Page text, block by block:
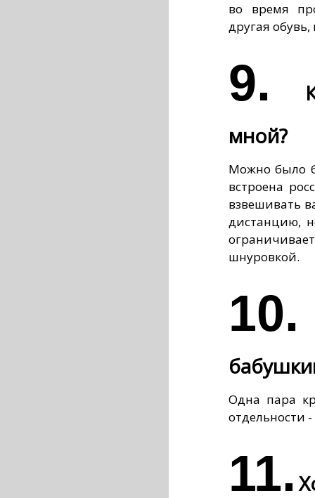
во время
другая
9.
мной?
Можно было
встроена
взвешивать
дистанцию,
шнуровкой.
Одна пара
отдельности
11.